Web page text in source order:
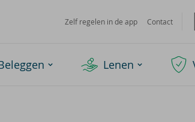
Zelf regelen in de app Contact
Lenen